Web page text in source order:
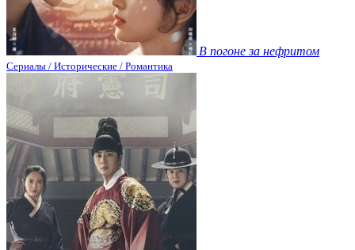
В погоне за нефритом
Сериалы / Исторические / Романтика